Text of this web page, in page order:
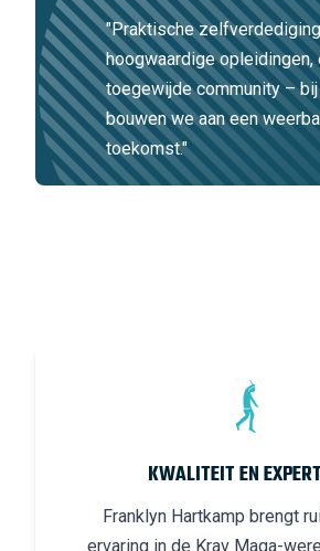
"Praktische
hoogwaardige opleidingen,
toegewijde community –
bouwen we aan een
toekomst."
KWALITEIT EN
Franklyn Hartkamp brengt
ervaring in de Krav Maga-